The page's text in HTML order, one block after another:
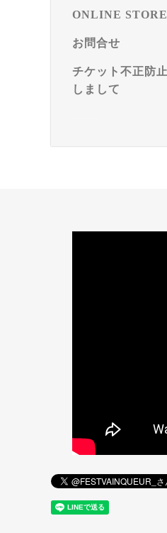
ONLINE STORE
お問合せ
チケット不正防
しまして